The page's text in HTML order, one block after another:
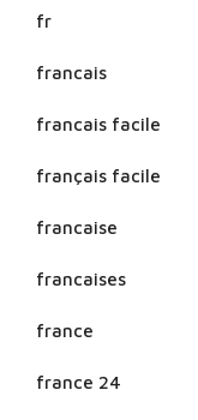
fr
francais
francais facile
français facile
francaise
francaises
france
france 24